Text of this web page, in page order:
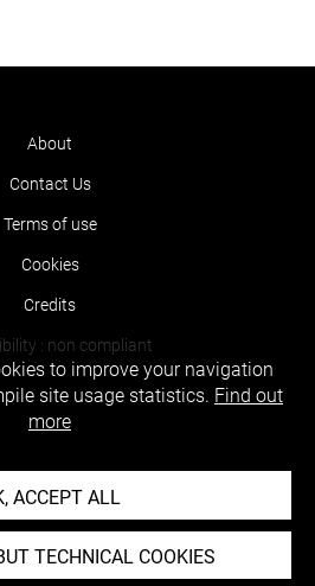
About
Contact Us
Terms of use
Cookies
Credits
: non compliant
to improve your navigation
site usage statistics. Find out
more
ACCEPT ALL
TECHNICAL COOKIES